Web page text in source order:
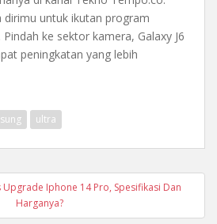
dirimu untuk ikutan program
ke sektor kamera, Galaxy J6
peningkatan yang lebih
ultra
Iphone 14 Pro, Spesifikasi Dan
Harganya?